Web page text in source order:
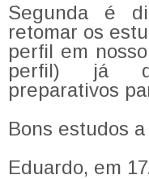
Segunda é
retomar os
perfil em
perfil) já
preparativos
Bons estudos
Eduardo, em